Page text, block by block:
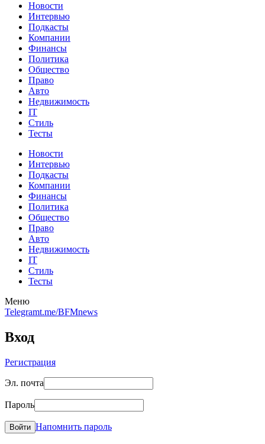
Новости
Интервью
Подкасты
Компании
Финансы
Политика
Общество
Право
Авто
Недвижимость
IT
Стиль
Тесты
Новости
Интервью
Подкасты
Компании
Финансы
Политика
Общество
Право
Авто
Недвижимость
IT
Стиль
Тесты
Меню
Telegramt.me/BFMnews
Вход
Регистрация
Эл. почта
Пароль
Войти Напомнить пароль